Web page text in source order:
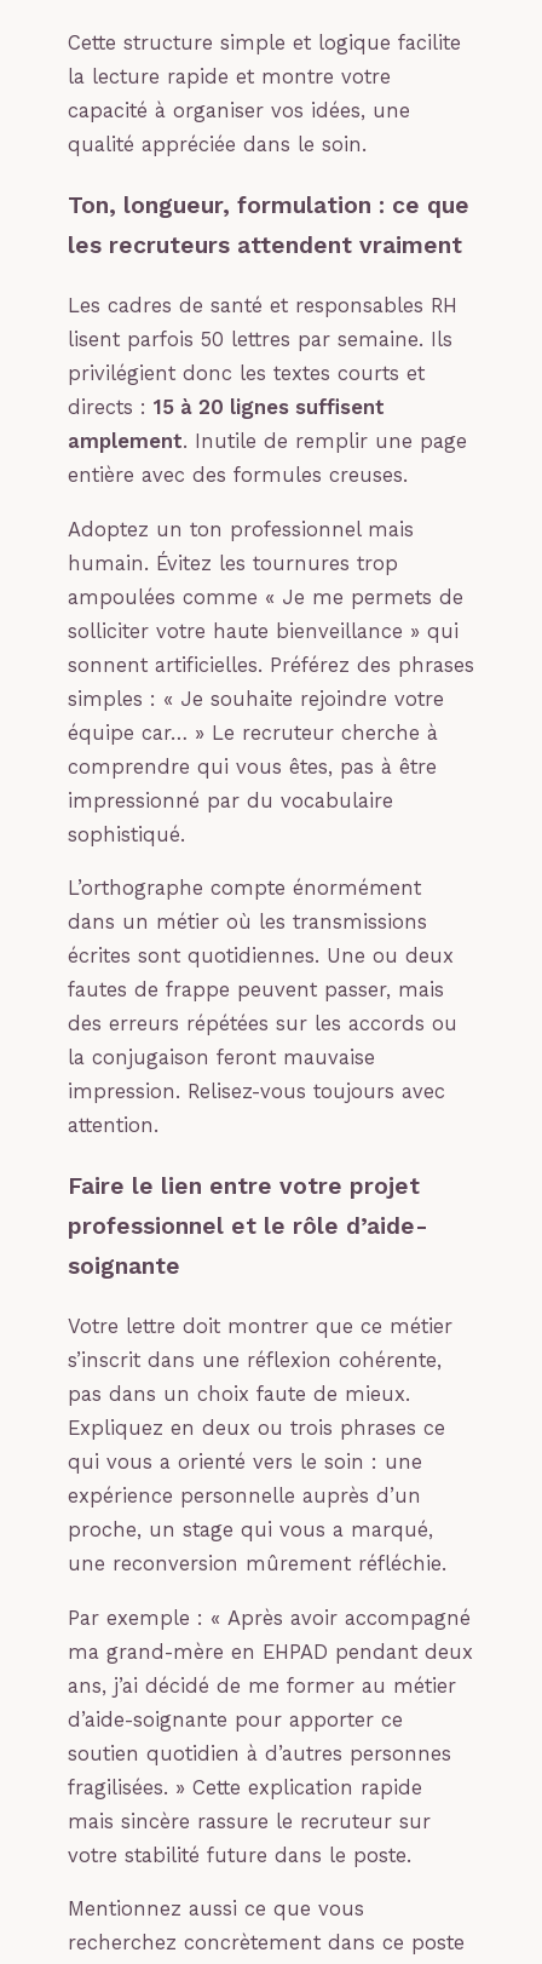
Cette structure simple et logique facilite
la lecture rapide et montre votre
capacité à organiser vos idées, une
qualité appréciée dans le soin.
Ton, longueur, formulation : ce que
les recruteurs attendent vraiment
Les cadres de santé et responsables RH
lisent parfois 50 lettres par semaine. Ils
privilégient donc les textes courts et
directs : 15 à 20 lignes suffisent
amplement. Inutile de remplir une page
entière avec des formules creuses.
Adoptez un ton professionnel mais
humain. Évitez les tournures trop
ampoulées comme « Je me permets de
solliciter votre haute bienveillance » qui
sonnent artificielles. Préférez des phrases
simples : « Je souhaite rejoindre votre
équipe car… » Le recruteur cherche à
comprendre qui vous êtes, pas à être
impressionné par du vocabulaire
sophistiqué.
L’orthographe compte énormément
dans un métier où les transmissions
écrites sont quotidiennes. Une ou deux
fautes de frappe peuvent passer, mais
des erreurs répétées sur les accords ou
la conjugaison feront mauvaise
impression. Relisez-vous toujours avec
attention.
Faire le lien entre votre projet
professionnel et le rôle d’aide-
soignante
Votre lettre doit montrer que ce métier
s’inscrit dans une réflexion cohérente,
pas dans un choix faute de mieux.
Expliquez en deux ou trois phrases ce
qui vous a orienté vers le soin : une
expérience personnelle auprès d’un
proche, un stage qui vous a marqué,
une reconversion mûrement réfléchie.
Par exemple : « Après avoir accompagné
ma grand-mère en EHPAD pendant deux
ans, j’ai décidé de me former au métier
d’aide-soignante pour apporter ce
soutien quotidien à d’autres personnes
fragilisées. » Cette explication rapide
mais sincère rassure le recruteur sur
votre stabilité future dans le poste.
Mentionnez aussi ce que vous
recherchez concrètement dans ce poste